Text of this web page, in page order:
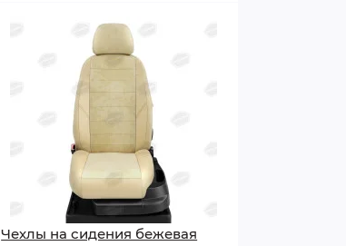
Чехлы на сидения бежевая